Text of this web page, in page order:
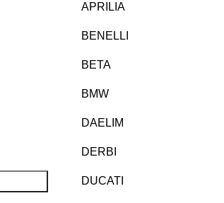
APRILIA
BENELLI
BETA
BMW
DAELIM
DERBI
DUCATI